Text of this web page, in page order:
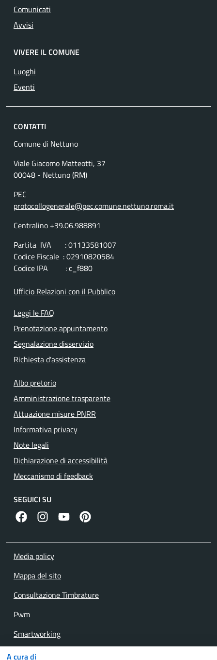
A cura di
Comunicati
Avvisi
VIVERE IL COMUNE
Luoghi
Eventi
CONTATTI
Comune di Nettuno
Viale Giacomo Matteotti, 37
00048 - Nettuno (RM)
PEC
protocollogenerale@pec.comune.nettuno.roma.it
Centralino +39.06.988891
Partita IVA : 01133581007
Codice Fiscale : 02910820584
Codice IPA : c_f880
Ufficio Relazioni con il Pubblico
Leggi le FAQ
Prenotazione appuntamento
Segnalazione disservizio
Richiesta d'assistenza
Albo pretorio
Amministrazione trasparente
Attuazione misure PNRR
Informativa privacy
Note legali
Dichiarazione di accessibilità
Meccanismo di feedback
SEGUICI SU
facebook instagramcanale youtube
pinterest
Media policy
Mappa del sito
Consultazione Timbrature
Pwm
Smartworking
Webmail interna